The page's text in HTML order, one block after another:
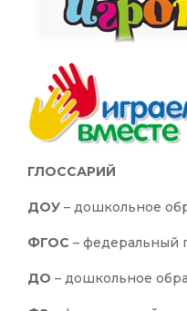
ГЛОССАРИЙ
ДОУ – дошкольное
ФГОС – федеральный
ДО – дошкольное